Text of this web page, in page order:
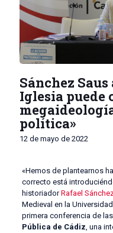
Sánchez
Iglesia puede
política»
12 de mayo de 2022
«Hemos de plantearnos
correcto está
historiadorRafael
Medieval en la
primera conferencia de las
Pública de Cádiz, una